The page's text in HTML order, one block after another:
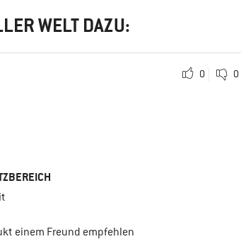
WELT DAZU:
0 0
einem Freund empfehlen